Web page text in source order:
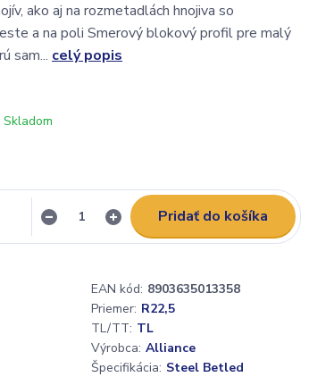
ako aj na rozmetadlách hnojiva so
a na poli Smerový blokový profil pre malý
sam... celý popis
Skladom
Pridať do košíka
EAN kód: 8903635013358
Priemer: R22,5
TL/TT: TL
Výrobca: Alliance
Špecifikácia: Steel Betled